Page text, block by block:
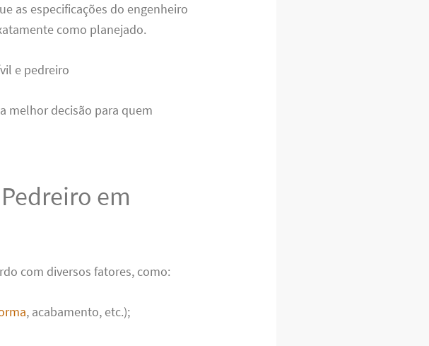
as especificações do engenheiro
como planejado.
melhor decisão para quem
em
com diversos fatores, como:
, acabamento, etc.);